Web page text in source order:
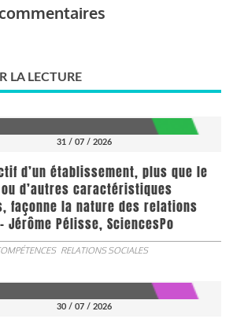
LA LECTURE
31 / 07 / 2026
d’un établissement, plus que le
d’autres caractéristiques
façonne la nature des relations
Pélisse, SciencesPo
RELATIONS SOCIALES
30 / 07 / 2026